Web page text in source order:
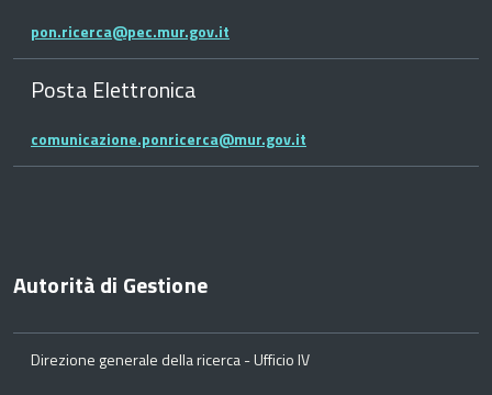
pon.ricerca@pec.mur.gov.it
Posta Elettronica
comunicazione.ponricerca@mur.gov.it
Autorità di Gestione
Direzione generale della ricerca - Ufficio IV